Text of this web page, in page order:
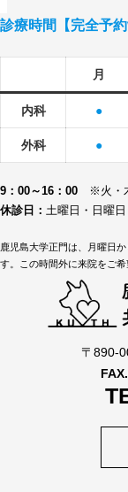
診療時間【完全予約
月
内科 ●
外科 ●
9：00～16：00 ※火・
休診日： 土曜日・日曜
鹿児島大学正門は、月曜日
す。この時間外に来院をご
〒890-